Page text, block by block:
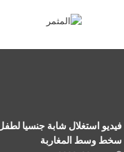
فيديو استغلال شابة جنسيا
سخط وسط المغاربة